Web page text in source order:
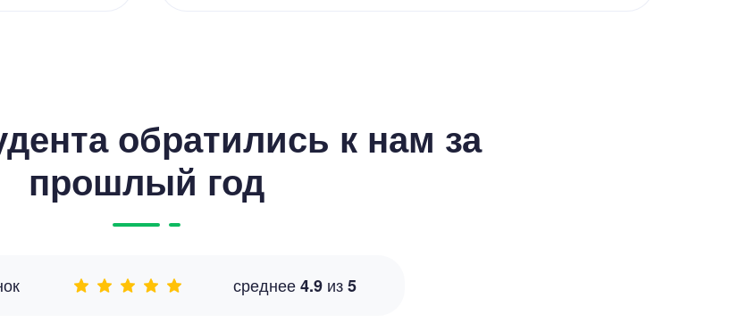
обратились к нам за
прошлый год
среднее4.9 из5